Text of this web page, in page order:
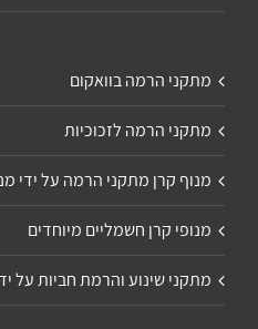
מתקני הרמה בוואקום
מתקני הרמה לזכוכיות
מנוף קרן מתקני הרמה על ידי
מנופי קרן חשמליים מיוחדים
מתקני שינוע והרמת חביות על